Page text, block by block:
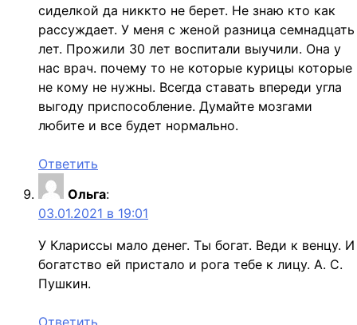
сиделкой да никкто не берет. Не знаю кто как
рассуждает. У меня с женой разница семнадцать
лет. Прожили 30 лет воспитали выучили. Она у
нас врач. почему то не которые курицы которые
не кому не нужны. Всегда ставать впереди угла
выгоду приспособление. Думайте мозгами
любите и все будет нормально.
Ответить
Ольга:
03.01.2021 в 19:01
У Клариссы мало денег. Ты богат. Веди к венцу. И
богатство ей пристало и рога тебе к лицу. А. С.
Пушкин.
Ответить